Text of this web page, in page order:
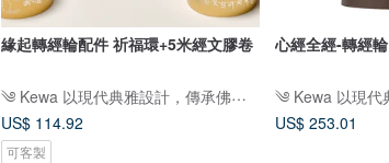
緣起轉經輪配件 祈福環+5米經文膠卷
༄ Kewa 以現代典雅設計，傳承佛教文化之美༄
US$ 114.92
可客製
心經全經-轉經輪
US$ 253.01